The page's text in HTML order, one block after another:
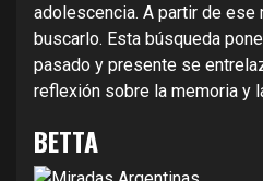
adolescencia. A partir de ese
buscarlo. Esta búsqueda
pasado y presente se
reflexión sobre la memoria y
BETTA